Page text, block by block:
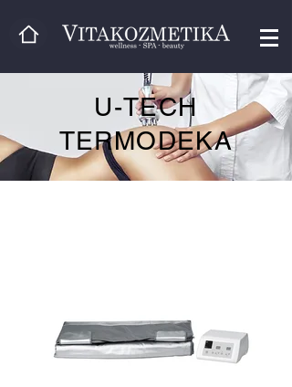
U-TECH
TERMODEKA